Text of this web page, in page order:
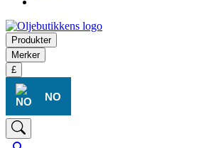
Produkter
Merker
£
NO